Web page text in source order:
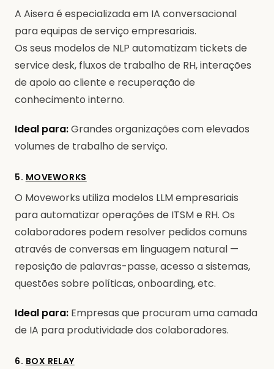
A Aisera é especializada em IA conversacional
para equipas de serviço empresariais.
Os seus modelos de NLP automatizam tickets de
service desk, fluxos de trabalho de RH, interações
de apoio ao cliente e recuperação de
conhecimento interno.
Ideal para:Grandes organizações com elevados
volumes de trabalho de serviço.
5. MOVEWORKS
O Moveworks utiliza modelos LLM empresariais
para automatizar operações de ITSM e RH. Os
colaboradores podem resolver pedidos comuns
através de conversas em linguagem natural —
reposição de palavras-passe, acesso a sistemas,
questões sobre políticas, onboarding, etc.
Ideal para: Empresas que procuram uma camada
de IA para produtividade dos colaboradores.
6. BOX RELAY